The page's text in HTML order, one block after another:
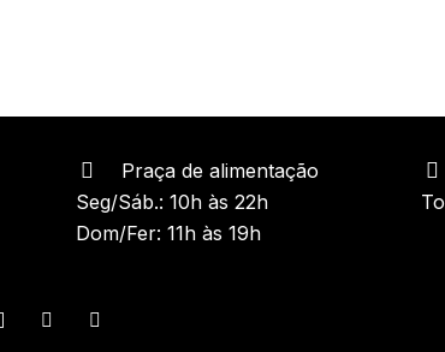
Praça de alimentação
Seg/Sáb.: 10h às 22h
Dom/Fer: 11h às 19h